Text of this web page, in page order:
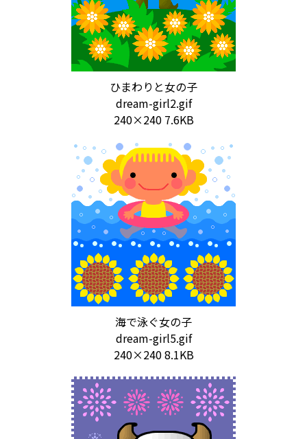
ひまわりと女の子
dream-girl2.gif
240×240 7.6KB
海で泳ぐ女の子
dream-girl5.gif
240×240 8.1KB